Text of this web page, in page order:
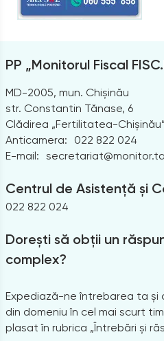
PP „Monitorul Fiscal
MD-2005, mun. Chișinău
str. Constantin Tănase, 6
Clădirea „Fertilitatea-
Anticamera:
022 822 024
E-mail:
Centrul de Asistență și
022 822 024
Dorești să obții un
complex?
Expediază-ne întrebarea ta și
din domeniu în cel mai scurt
plasat în rubrica „Întrebări și